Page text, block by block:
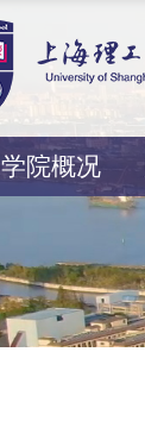
学院概况